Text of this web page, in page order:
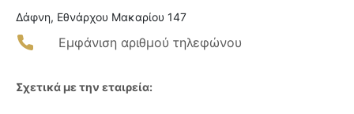
Δάφνη, Εθνάρχου Μακαρίου 147
Εμφάνιση αριθμού τηλεφώνου
Σχετικά με την εταιρεία: